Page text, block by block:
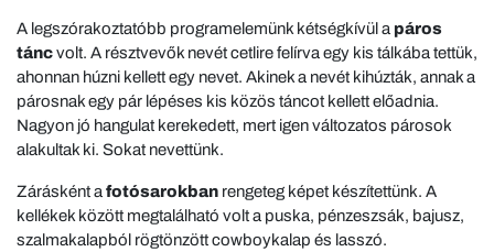
A legszórakoztatóbb programelemünk kétségkívül a páros
táncvolt. A résztvevők nevét cetlire felírva egy kis tálkába tettük,
ahonnan húzni kellett egy nevet. Akinek a nevét kihúzták, annak a
párosnak egy pár lépéses kis közös táncot kellett előadnia.
Nagyon jó hangulat kerekedett, mert igen változatos párosok
alakultak ki. Sokat nevettünk.
Zárásként a fotósarokban rengeteg képet készítettünk. A
kellékek között megtalálható volt a puska, pénzeszsák, bajusz,
szalmakalapból rögtönzött cowboykalap és lasszó.